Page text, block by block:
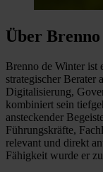
Über
Brenno de Winter ist
strategischer Berater
Digitalisierung,
kombiniert sein
ansteckender
Führungskräfte,
relevant und direkt
Fähigkeit wurde er